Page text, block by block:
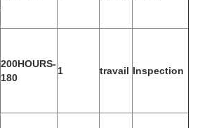
200HOURS-
180
1 travail Inspection